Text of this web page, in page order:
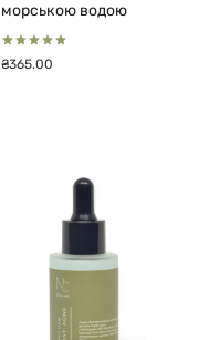
морською водою
Оцінено в
5.00
₴365.00